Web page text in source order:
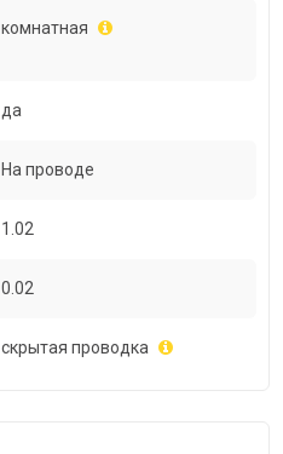
комнатная
да
На проводе
1.02
0.02
скрытая проводка